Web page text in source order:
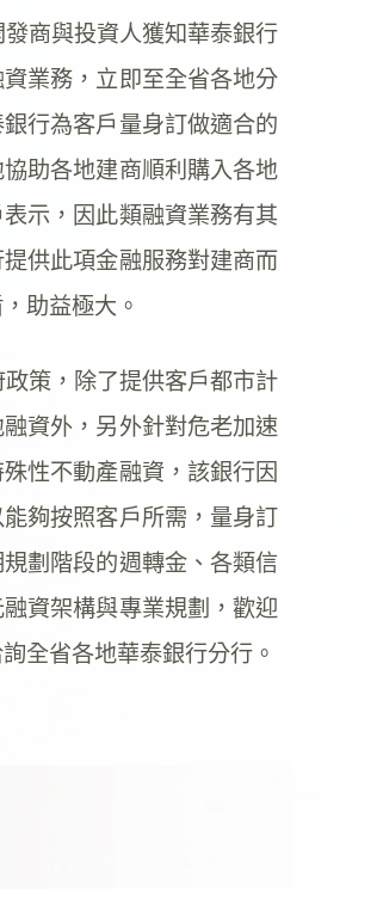
商與投資人獲知華泰銀行
業務，立即至全省各地分
行為客戶量身訂做適合的
助各地建商順利購入各地
示，因此類融資業務有其
供此項金融服務對建商而
助益極大。
策，除了提供客戶都市計
資外，另外針對危老加速
性不動產融資，該銀行因
夠按照客戶所需，量身訂
劃階段的週轉金、各類信
資架構與專業規劃，歡迎
全省各地華泰銀行分行。